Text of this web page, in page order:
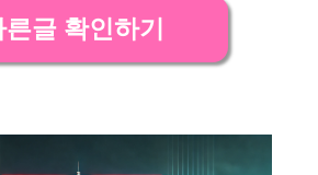
른글 확인하기